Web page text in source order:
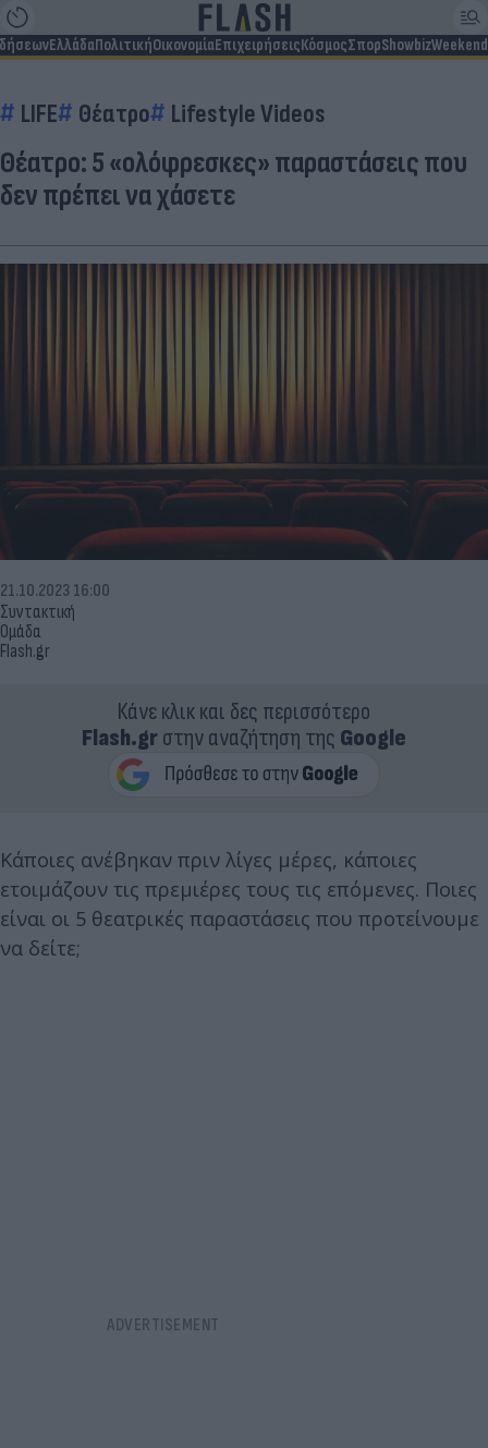
ΕλλάδαΠολιτικήΟικονομίαΕπιχειρήσειςΚόσμοςΣπορShowbizWeekend
LIFE Θέατρο Lifestyle Videos
Θέατρο: 5 «ολόφρεσκες» παραστάσεις που
δεν πρέπει να χάσετε
Συντακτική
Ομάδα
Flash.gr
21.10.2023 16:00
Κάνε κλικ και δες περισσότερο
Flash.grστην αναζήτηση της Google
Κάποιες ανέβηκαν πριν λίγες μέρες, κάποιες
ετοιμάζουν τις πρεμιέρες τους τις επόμενες. Ποιες
είναι οι 5 θεατρικές παραστάσεις που προτείνουμε
να δείτε;